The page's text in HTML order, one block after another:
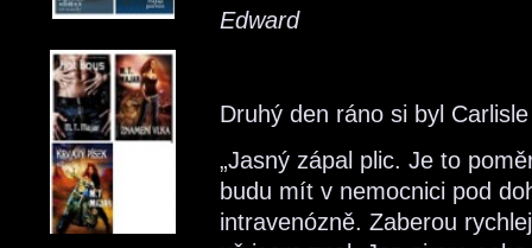
Edward
Druhý den ráno si byl
„Jasný zápal plic. Je to
budu mít v nemocnici pod
intravenózně. Zaberou